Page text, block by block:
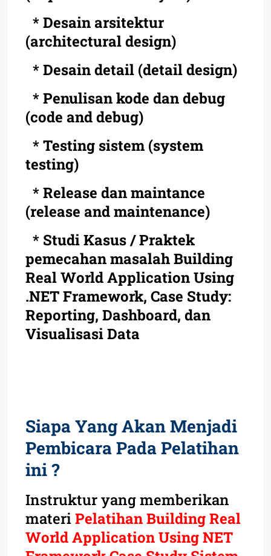
* Desain arsitektur
(architectural design)
* Desain detail (detail design)
* Penulisan kode dan debug
(code and debug)
* Testing sistem (system
testing)
* Release dan maintance
(release and maintenance)
* Studi Kasus / Praktek
pemecahan masalah Building
Real World Application Using
.NET Framework, Case Study:
Reporting, Dashboard, dan
Visualisasi Data
Siapa Yang Akan Menjadi
Pembicara Pada Pelatihan
ini ?
Instruktur yang memberikan
materiPelatihan Building Real
World Application Using NET